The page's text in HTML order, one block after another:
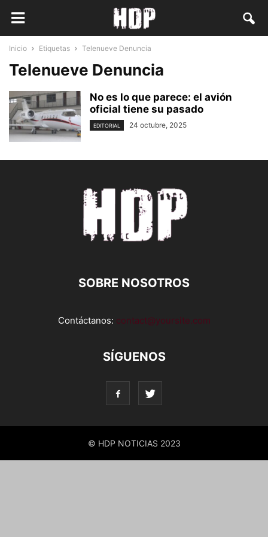
Inicio Etiquetas Telenueve Denuncia
Telenueve Denuncia
No es lo que parece: el avión
oficial tiene su pasado
EDITORIAL 24 octubre, 2025
SOBRE NOSOTROS
Contáctanos: contact@yoursite.com
SÍGUENOS
© HDP NOTICIAS 2023